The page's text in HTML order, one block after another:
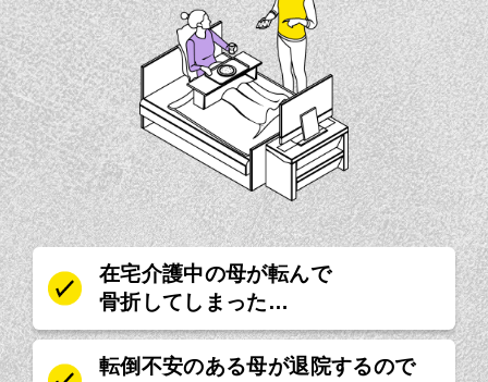
在宅介護中の母が転んで
骨折してしまった…
転倒不安のある母が退院するので